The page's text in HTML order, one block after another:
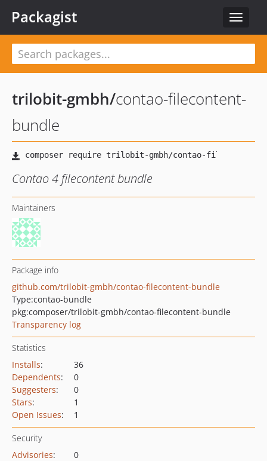
Toggle
Packagist
trilobit-gmbh/contao-filecontent-
bundle
Contao 4 filecontent bundle
Maintainers
Package info
github.com/trilobit-gmbh/contao-filecontent-bundle
Type:contao-bundle
pkg:composer/trilobit-gmbh/contao-filecontent-bundle
Transparency log
Statistics
Installs:
36
Dependents:
0
Suggesters:
0
Stars:
1
Open Issues: 1
Security
Advisories:
0